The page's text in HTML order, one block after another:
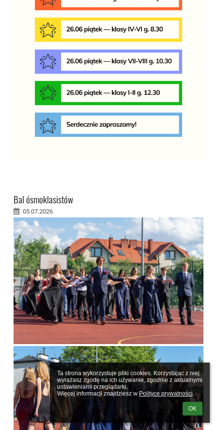
Ta strona wykorzystuje pliki cookies. Korzystając z niej
wyrażasz zgodę na ich używanie, zgodnie z aktualnymi
ustawieniami przeglądarki.
Więcej informacji znajdziesz w Polityce prywatności.
OK
Bal ósmoklasistów
05.07.2026